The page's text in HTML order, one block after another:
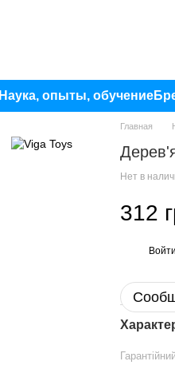
Наука, опыты, обучение
Главная
Нет в
312
Войти